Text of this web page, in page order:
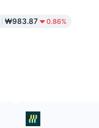
₩983.87 0.86%